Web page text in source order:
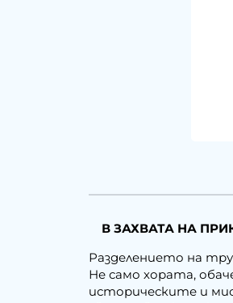
В ЗАХВАТА НА
Разделението на
Не само хората,
историческите и